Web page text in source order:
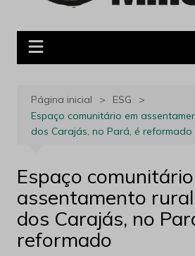
Página inicial
ESG
Espaço comunitário em
dos Carajás, no Pará, é reformado
Espaço
assentamento
dos Carajás, no
reformado